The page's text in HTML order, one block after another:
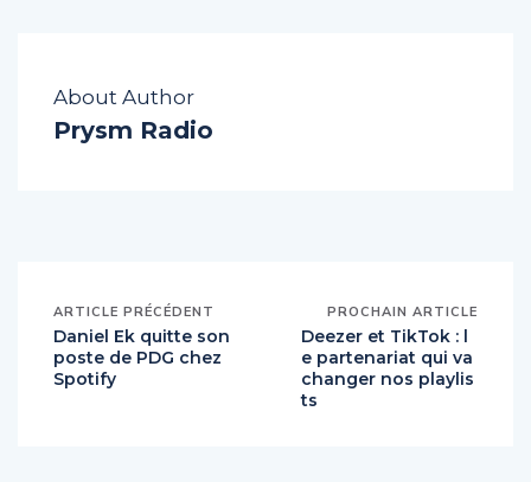
About Author
Prysm Radio
ARTICLE PRÉCÉDENT
Daniel Ek quitte son
poste de PDG chez
Spotify
PROCHAIN ARTICLE
Deezer et TikTok : l
e partenariat qui va
changer nos playlis
ts